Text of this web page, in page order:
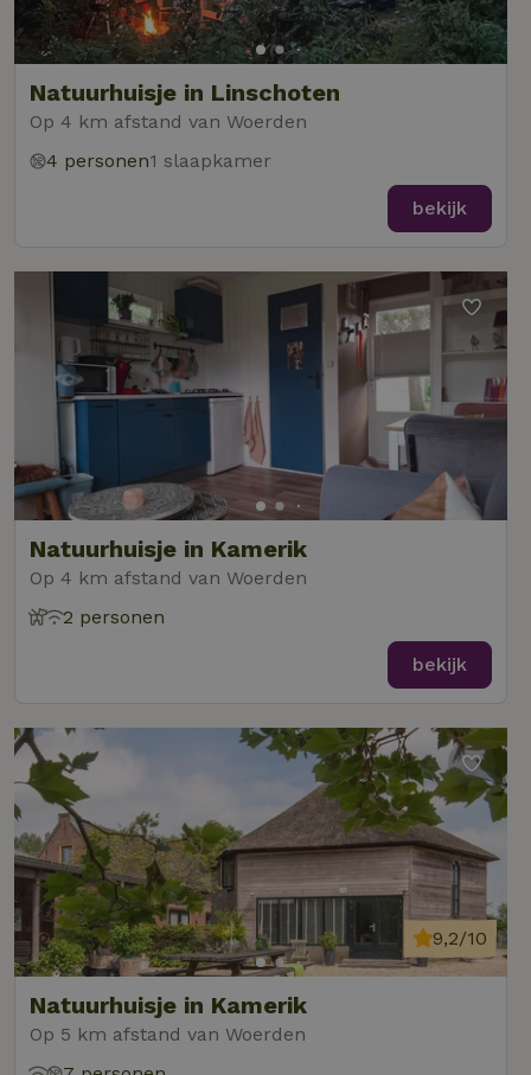
Natuurhuisje in Linschoten
Op 4 km afstand van Woerden
4 personen1 slaapkamer
bekijk
Natuurhuisje in Kamerik
Op 4 km afstand van Woerden
2 personen
bekijk
Natuurhuisje in Kamerik
Op 5 km afstand van Woerden
9,2/10